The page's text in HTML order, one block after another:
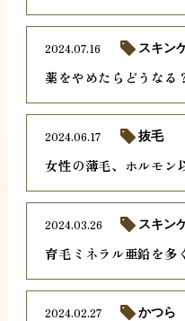
薬をやめたらどうなる
2024.07.16 スキン
女性の薄毛、ホルモン
2024.06.17 抜毛
育毛ミネラル亜鉛を多
2024.03.26 スキン
2024.02.27 かつら